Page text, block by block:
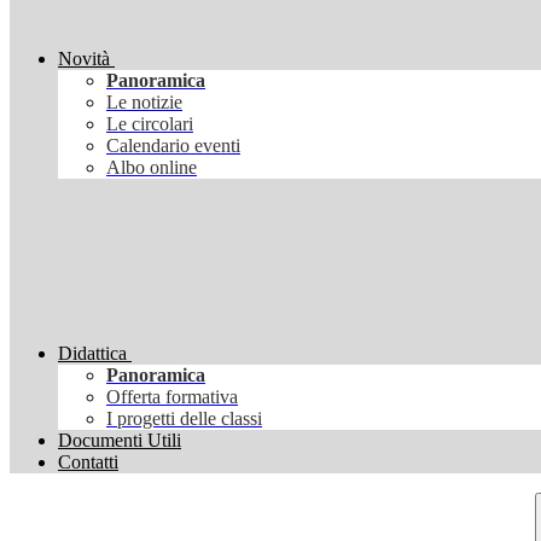
Novità
Panoramica
Le notizie
Le circolari
Calendario eventi
Albo online
Didattica
Panoramica
Offerta formativa
I progetti delle classi
Documenti Utili
Contatti